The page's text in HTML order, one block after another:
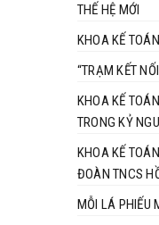
THẾ HỆ MỚI
KHOA KẾ
“TRẠM KẾT
KHOA KẾ
TRONG KỶ
KHOA KẾ
ĐOÀN TNCS
MỖI LÁ PHIẾU